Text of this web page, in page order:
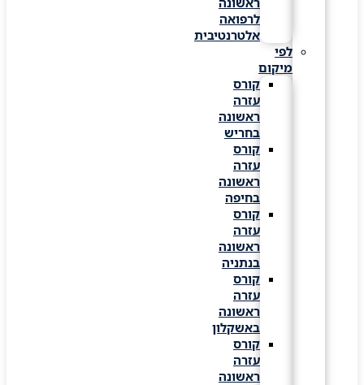
לרפואה
אלטרנטיבית
לפי
מיקום
קורס
עזרה
ראשונה
בחריש
קורס
עזרה
ראשונה
בחיפה
קורס
עזרה
ראשונה
בנתניה
קורס
עזרה
ראשונה
באשקלון
קורס
עזרה
ראשונה